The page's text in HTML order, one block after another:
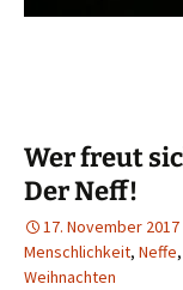
Wer freut
Der Neff!
17. November 2017
Menschlichkeit, Neffe,
Weihnachten